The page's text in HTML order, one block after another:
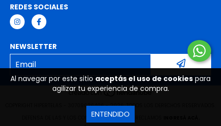
Al navegar por este sitio aceptás el uso de cookies para
agilizar tu experiencia de compra.
ENTENDIDO
REDES SOCIALES
NEWSLETTER
COPYRIGHT HIPERTELAS - 30709626406 - 2026. TODOS LOS DERECHOS RESERVADOS.
DEFENSA DE LAS Y LOS CONSUMIDORES. PARA RECLAMOS